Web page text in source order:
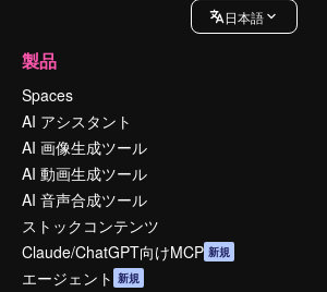
日本語
製品
Spaces
AI アシスタント
AI 画像生成ツール
AI 動画生成ツール
AI 音声合成ツール
ストックコンテンツ
Claude/ChatGPT向けMCP 新規
エージェント 新規